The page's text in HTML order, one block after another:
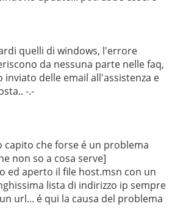
quelli di windows, l'errore
da nessuna parte nelle faq,
inviato delle email all'assistenza e
-.-
capito che forse é un problema
non so a cosa serve]
ed aperto il file host.msn con un
lista di indirizzo ip sempre
url... é qui la causa del problema